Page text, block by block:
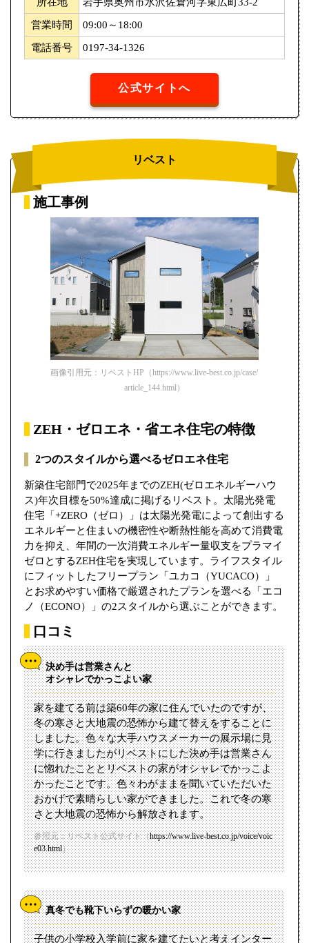
所在地 岩手県奥州市水沢佐倉河字東広町33-2
営業時間 09:00～18:00
電話番号 0197-34-1326
公式サイトへ
施工事例
リベスト
画像引用元：リベストHP（https://www.live-best.co.jp/case/
article_144.html）
ZEH・ゼロエネ・省エネ住宅の特徴
2つのスタイルから選べるゼロエネ住宅
新築住宅部門で2025年までのZEH(ゼロエネルギーハウ
ス)年次目標を50%達成に掲げるリベスト。太陽光発電
住宅「+ZERO（ゼロ）」は太陽光発電によって創出する
エネルギーと住まいの機密性や断熱性能を高めて消費電
力を抑え、年間の一次消費エネルギー量収支をプラマイ
ゼロとするZEH住宅を実現しています。ライフスタイル
にフィットしたフリープラン「ユカコ（YUCACO）」
とお求めやすい価格で厳選されたプランを選べる「エコ
ノ（ECONO）」の2スタイルから選ぶことができます。
口コミ
決め手は営業さんと
オシャレでかっこよい家
家を建てる前は築60年の家に住んでいたのですが、
冬の寒さと大地震の恐怖から建て替えをすることに
しました。色々な大手ハウスメーカーの展示場に見
学に行きましたがリベストにした決め手は営業さん
に惚れたこととリベストの家がオシャレでかっこよ
かったことです。色々わがままを聞いていただいた
おかげで素晴らしい家ができました。これで冬の寒
さと大地震の恐怖から解放されます。
参照元：リベスト公式サイト（https://www.live-best.co.jp/voice/voic
e03.html）
真冬でも靴下いらずの暖かい家
子供の小学校入学前に家を建てたいと考えインター